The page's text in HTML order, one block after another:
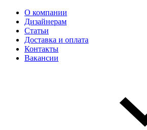
О компании
Дизайнерам
Статьи
Доставка и оплата
Контакты
Вакансии